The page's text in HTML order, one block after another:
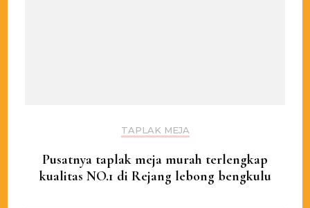
TAPLAK MEJA
Pusatnya taplak meja murah terlengkap
kualitas NO.1 di Rejang lebong bengkulu